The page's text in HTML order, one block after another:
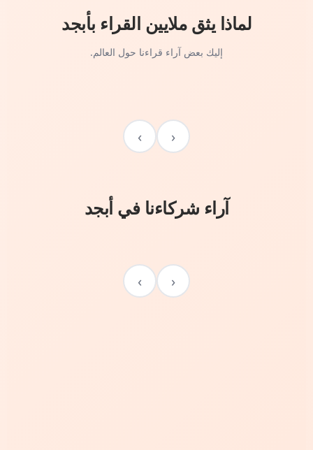
لماذا يثق ملايين القراء بأبجد
إليك بعض آراء قراءنا حول العالم.
‹
›
آراء شركاءنا في أبجد
‹
›